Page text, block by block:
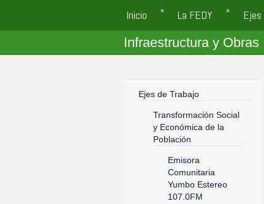
Inicio La FEDY Ejes
Infraestructura y Obras
Ejes de Trabajo
Transformación Social
y Económica de la
Población
Emisora
Comunitaria
Yumbo Estereo
107.0FM